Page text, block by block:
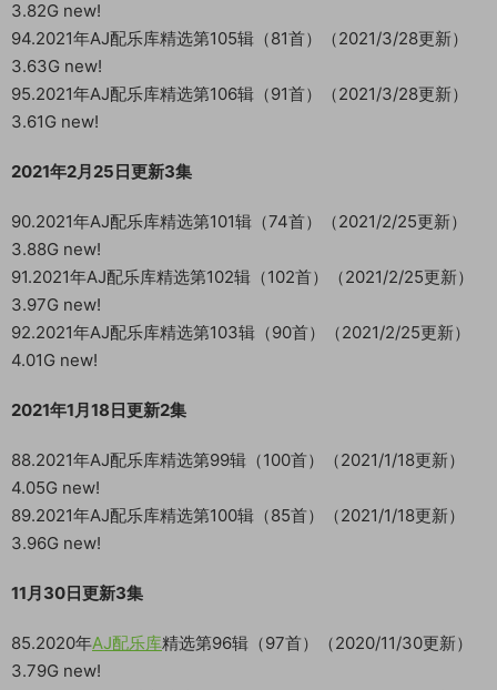
3.82G new!
94.2021年AJ配乐库精选第105辑（81首）（2021/3/28更新）
3.63G new!
95.2021年AJ配乐库精选第106辑（91首）（2021/3/28更新）
3.61G new!
2021年2月25日更新3集
90.2021年AJ配乐库精选第101辑（74首）（2021/2/25更新）
3.88G new!
91.2021年AJ配乐库精选第102辑（102首）（2021/2/25更新）
3.97G new!
92.2021年AJ配乐库精选第103辑（90首）（2021/2/25更新）
4.01G new!
2021年1月18日更新2集
88.2021年AJ配乐库精选第99辑（100首）（2021/1/18更新）
4.05G new!
89.2021年AJ配乐库精选第100辑（85首）（2021/1/18更新）
3.96G new!
11月30日更新3集
85.2020年AJ配乐库精选第96辑（97首）（2020/11/30更新）
3.79G new!